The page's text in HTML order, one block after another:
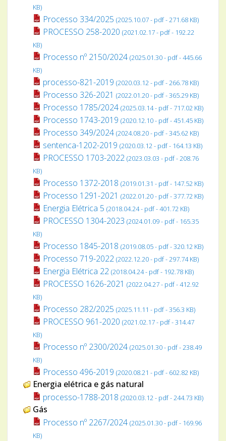
KB)
Processo 334/2025 (2025.10.07 - pdf - 271.68 KB)
PROCESSO 258-2020 (2021.02.17 - pdf - 192.22
KB)
Processo nº 2150/2024 (2025.01.30 - pdf - 445.66
KB)
processo-821-2019 (2020.03.12 - pdf - 266.78 KB)
Processo 326-2021 (2022.01.20 - pdf - 365.29 KB)
Processo 1785/2024 (2025.03.14 - pdf - 717.02 KB)
Processo 1743-2019 (2020.12.10 - pdf - 451.45 KB)
Processo 349/2024 (2024.08.20 - pdf - 345.62 KB)
sentenca-1202-2019 (2020.03.12 - pdf - 164.13 KB)
PROCESSO 1703-2022 (2023.03.03 - pdf - 208.76
KB)
Processo 1372-2018 (2019.01.31 - pdf - 147.52 KB)
Processo 1291-2021 (2022.01.20 - pdf - 377.72 KB)
Energia Elétrica 5 (2018.04.24 - pdf - 401.72 KB)
PROCESSO 1304-2023 (2024.01.09 - pdf - 165.35
KB)
Processo 1845-2018 (2019.08.05 - pdf - 320.12 KB)
Processo 719-2022 (2022.12.20 - pdf - 297.74 KB)
Energia Elétrica 22 (2018.04.24 - pdf - 192.78 KB)
PROCESSO 1626-2021 (2022.04.27 - pdf - 412.92
KB)
Processo 282/2025 (2025.11.11 - pdf - 356.3 KB)
PROCESSO 961-2020 (2021.02.17 - pdf - 314.47
KB)
Processo nº 2300/2024 (2025.01.30 - pdf - 238.49
KB)
Processo 496-2019 (2020.08.21 - pdf - 602.82 KB)
Energia elétrica e gás natural
processo-1788-2018 (2020.03.12 - pdf - 244.73 KB)
Gás
Processo nº 2267/2024 (2025.01.30 - pdf - 169.96
KB)